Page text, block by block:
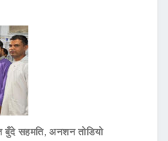
बुँदे सहमति, अनशन तोडियो